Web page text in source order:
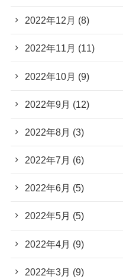
2022年12月 (8)
2022年11月 (11)
2022年10月 (9)
2022年9月 (12)
2022年8月 (3)
2022年7月 (6)
2022年6月 (5)
2022年5月 (5)
2022年4月 (9)
2022年3月 (9)